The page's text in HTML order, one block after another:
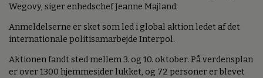
Wegovy, siger enhedschef Jeanne Majland.
Anmeldelserne er sket som led i global aktion ledet af det
internationale politisamarbejde Interpol.
Aktionen fandt sted mellem 3. og 10. oktober. På verdensplan
er over 1300 hjemmesider lukket, og 72 personer er blevet